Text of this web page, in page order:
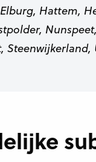
Hattem,
Steenwijkerland,